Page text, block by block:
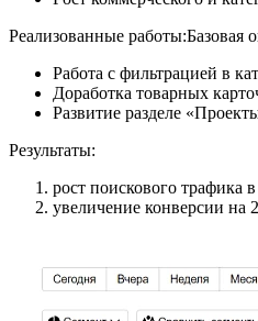
Реализованные работы:Базовая
Работа с фильтрацией в
Доработка товарных
Развитие разделе
Результаты:
рост поискового трафика в
увеличение конверсии на